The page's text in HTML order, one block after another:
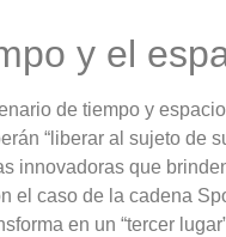
y el
de tiempo y
“liberar al sujeto de
innovadoras que
el caso de la cadena
en un “tercer